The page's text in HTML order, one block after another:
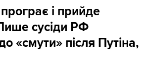
і прийде
сусіди РФ
«смути» після Путіна,